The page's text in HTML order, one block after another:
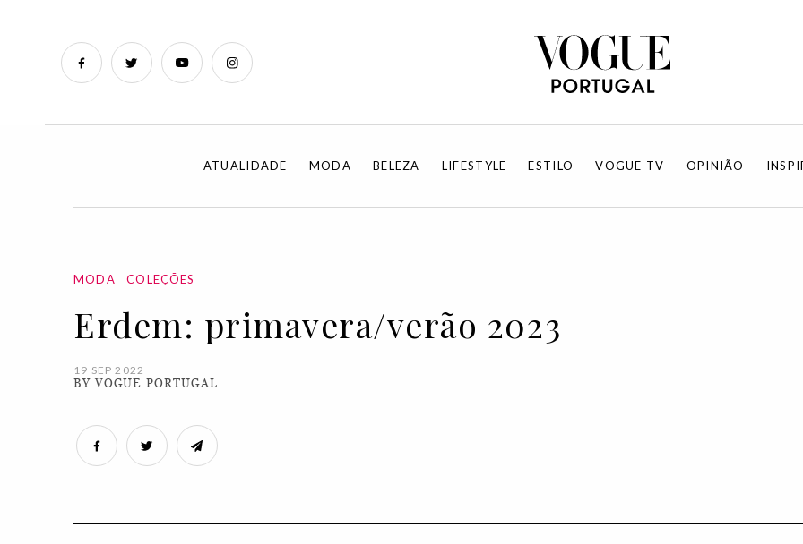
ATUALIDADE MODA BELEZA LIFESTYLE ESTILO VOGUE TV OPINIÃO
MODA COLEÇÕES
Erdem: primavera/verão 2023
19 SEP 2022
BY VOGUE PORTUGAL